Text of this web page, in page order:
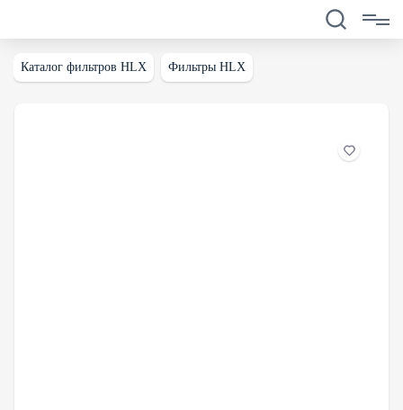
Каталог фильтров HLX Фильтры HLX